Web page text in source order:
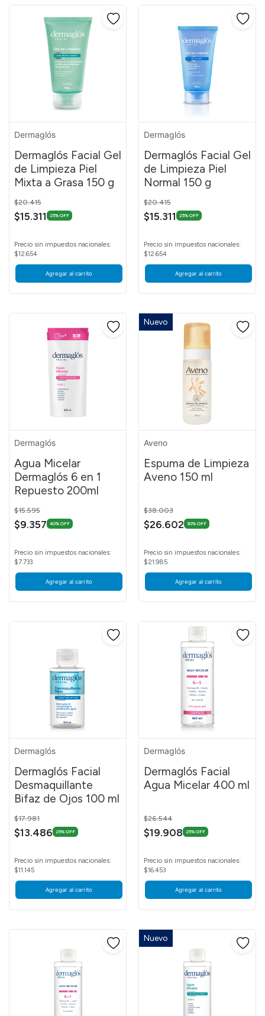
Dermaglós
Dermaglós Facial Gel
de Limpieza Piel
Mixta a Grasa 150 g
Price reduced from
$20.415
$15.311 25% OFF
Precio sin impuestos nacionales:
$12.654
Agregar al carrito
Dermaglós
Dermaglós Facial Gel
de Limpieza Piel
Normal 150 g
Price reduced from
$20.415
$15.311 25% OFF
Precio sin impuestos nacionales:
$12.654
Agregar al carrito
Dermaglós
Agua Micelar
Dermaglós 6 en 1
Repuesto 200ml
Price reduced from
$15.595
$9.357 40% OFF
Precio sin impuestos nacionales:
$7.733
Agregar al carrito
Nuevo
Aveno
Espuma de Limpieza
Aveno 150 ml
Price reduced from
$38.003
$26.602 30% OFF
Precio sin impuestos nacionales:
$21.985
Agregar al carrito
Dermaglós
Dermaglós Facial
Desmaquillante
Bifaz de Ojos 100 ml
Price reduced from
$17.981
$13.486 25% OFF
Precio sin impuestos nacionales:
$11.145
Agregar al carrito
Dermaglós
Dermaglós Facial
Agua Micelar 400 ml
Price reduced from
$26.544
$19.908 25% OFF
Precio sin impuestos nacionales:
$16.453
Agregar al carrito
Nuevo